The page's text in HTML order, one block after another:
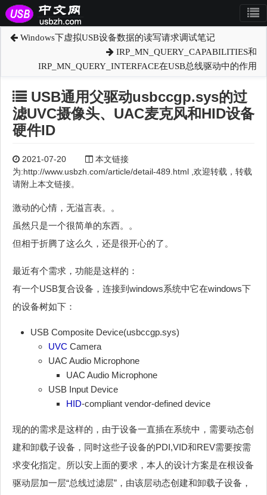
Windows下虚拟USB设备数据的读写请求调试笔记
IRP_MN_QUERY_CAPABILITIES和
IRP_MN_QUERY_INTERFACE在USB总线驱动中的作用
USB通用父驱动usbccgp.sys的过
滤UVC摄像头、UAC麦克风和HID设备
硬件ID
2021-07-20
本文链接
为:http://www.usbzh.com/article/detail-489.html ,欢迎转载，转载
请附上本文链接。
激动的心情，无溢言表。。
虽然只是一个很简单的东西。。
但相于折腾了这么久，还是很开心的了。
最近有个需求，功能是这样的：
有一个USB复合设备，连接到windows系统中它在windows下
的设备树如下：
USB Composite Device(usbccgp.sys)
UVC Camera
UAC Audio Microphone
UAC Audio Microphone
USB Input Device
HID-compliant vendor-defined device
现的的需求是这样的，由于设备一直插在系统中，需要动态创
建和卸载子设备，同时这些子设备的PDI,VID和REV需要按需
求变化指定。所以安上面的要求，本人的设计方案是在根设备
驱动层加一层“总线过滤层”，由该层动态创建和卸载子设备，